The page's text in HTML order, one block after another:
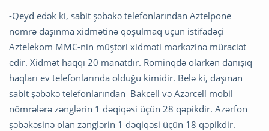
-Qeyd edək ki, sabit şəbəkə telefonlarından Aztelpone
nömrə daşınma xidmətinə qoşulmaq üçün istifadəçi
Aztelekom MMC-nin müştəri xidməti mərkəzinə müraciət
edir. Xidmət haqqı 20 manatdır. Rominqdə olarkən danışıq
haqları ev telefonlarında olduğu kimidir. Belə ki, daşınan
sabit şəbəkə telefonlarından Bakcell və Azərcell mobil
nömrələrə zənglərin 1 dəqiqəsi üçün 28 qəpikdir. Azərfon
şəbəkəsinə olan zənglərin 1 dəqiqəsi üçün 18 qəpikdir.